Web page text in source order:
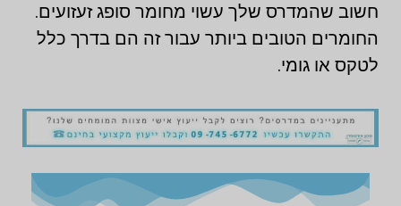
חשוב שהמדרס שלך עשוי מחומר סופג זעזועים.
החומרים הטובים ביותר עבור זה הם בדרך כלל
לטקס או גומי.